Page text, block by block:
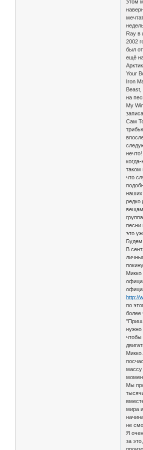
этом
Ray в
2002
был
ещё
Your
Iron
Beast,
на
My
Cам
таком
что
наших
редко
песни
это
Будем
В
Микко
http://
по
более
нужно
чтобы
массу
Мы
мира
не
Я
за